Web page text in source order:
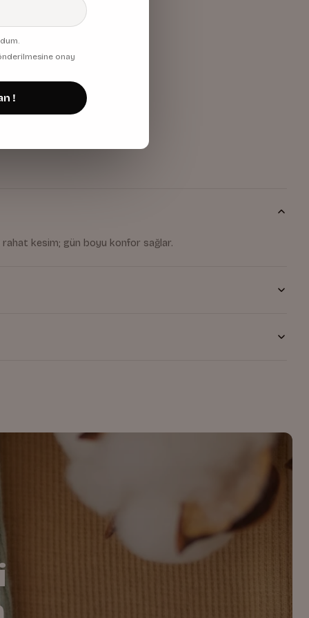
kesim; gün boyu konfor sağlar.
onay
!